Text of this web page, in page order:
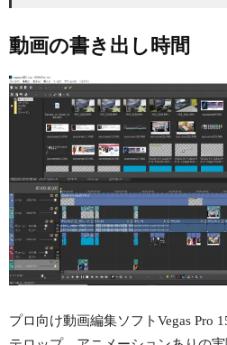
動画の書き出し時間
プロ向け動画編集ソフトVegas Pro